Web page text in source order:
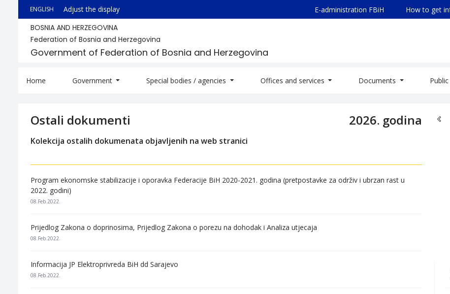
ENGLISH Adjust the display E-administration FBiH How to get
BOSNIA AND HERZEGOVINA
Federation of Bosnia and Herzegovina
Government of Federation of Bosnia and Herzegovina
Home Government Special bodies / agencies Offices and services Documents
Ostali dokumenti 2026. godina
Kolekcija ostalih dokumenata objavljenih na web stranici
Program ekonomske stabilizacije i oporavka Federacije BiH 2020-2021. godina (pretpostavke za održiv i ubrzan rast u
2022. godini)
08.Feb.2022.
Prijedlog Zakona o doprinosima, Prijedlog Zakona o porezu na dohodak i Analiza utjecaja
08.Feb.2022.
Informacija JP Elektroprivreda BiH dd Sarajevo
08.Feb.2022.